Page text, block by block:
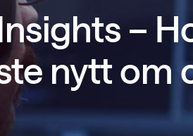
–
nytt om